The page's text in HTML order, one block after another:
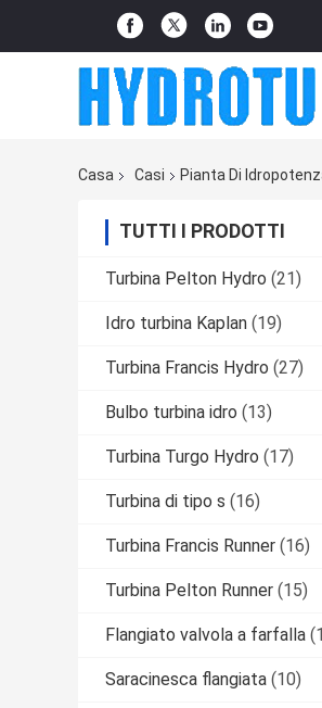
Casa Casi Pianta Di
TUTTI I PRODOTTI
Turbina Pelton Hydro (21)
Idro turbina Kaplan (19)
Turbina Francis Hydro (27)
Bulbo turbina idro (13)
Turbina Turgo Hydro (17)
Turbina di tipo s (16)
Turbina Francis Runner (16)
Turbina Pelton Runner (15)
Flangiato valvola a farfalla
Saracinesca flangiata (10)